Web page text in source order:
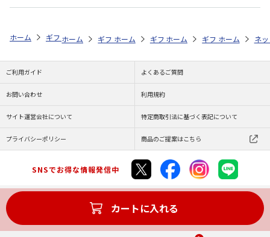
カートに入れる
ホーム ギフト通販 フラワーギフト 「用途」で選ぶ お祝い
ホーム ギフト通販 フラワーギフト 「スタイル」で
ホーム ギフト通販 フラワーギフト
ホーム ギフト通販 フ
ホーム ネ
ご利用ガイド よくあるご質問
お問い合わせ 利用規約
サイト運営会社について 特定商取引法に基づく表記について
プライバシーポリシー 商品のご提案はこちら
SNSでお得な情報発信中
Copyright (C) JAPAN POST Co.,Ltd. All Rights Reserved.